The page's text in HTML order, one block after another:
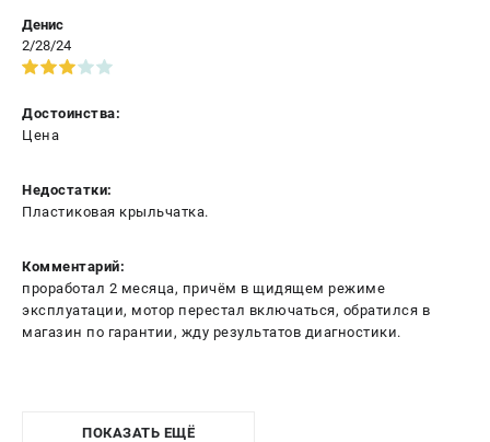
Денис
2/28/24
Достоинства:
Цена
Недостатки:
Пластиковая крыльчатка.
Комментарий:
проработал 2 месяца, причём в щидящем режиме
эксплуатации, мотор перестал включаться, обратился в
магазин по гарантии, жду результатов диагностики.
ПОКАЗАТЬ ЕЩЁ